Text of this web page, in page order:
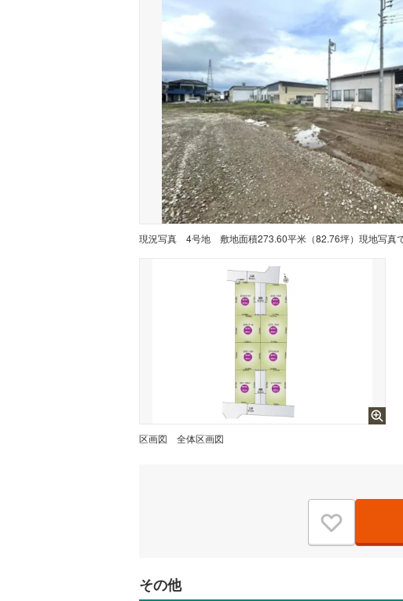
現況写真
区画図 全体区画図
その他